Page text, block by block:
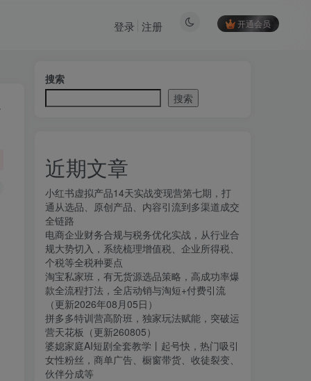
开通会员
登录 注册
搜索
搜索
近期文章
小红书虚拟产品14天实战变现营第七期，打
通从选品、原创产品、内容引流到多渠道成交
全链路
电商企业财务合规与税务优化实战，从行业合
规大势切入，系统梳理增值税、企业所得税、
个税等全税种要点
淘宝私家班，有无货源选品策略，高成功率爆
款全流程打法，全店动销与淘短+付费引流
（更新2026年08月05日）
拼多多特训营高阶班，独家玩法赋能，突破运
营天花板（更新260805）
婆媳家庭AI短剧全套教学丨起号快，热门吸引
女性粉丝，商单广告、橱窗带货、收徒裂变、
伙伴分成等